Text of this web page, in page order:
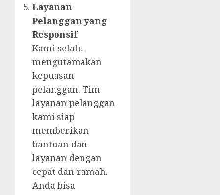
Layanan
Pelanggan yang
Responsif
Kami selalu
mengutamakan
kepuasan
pelanggan. Tim
layanan pelanggan
kami siap
memberikan
bantuan dan
layanan dengan
cepat dan ramah.
Anda bisa